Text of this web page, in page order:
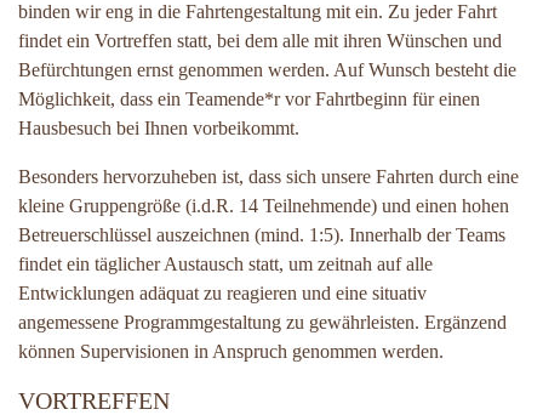
binden wir eng in die Fahrtengestaltung mit ein. Zu jeder Fahrt
findet ein Vortreffen statt, bei dem alle mit ihren Wünschen und
Befürchtungen ernst genommen werden. Auf Wunsch besteht die
Möglichkeit, dass ein Teamende*r vor Fahrtbeginn für einen
Hausbesuch bei Ihnen vorbeikommt.
Besonders hervorzuheben ist, dass sich unsere Fahrten durch eine
kleine Gruppengröße (i.d.R. 14 Teilnehmende) und einen hohen
Betreuerschlüssel auszeichnen (mind. 1:5). Innerhalb der Teams
findet ein täglicher Austausch statt, um zeitnah auf alle
Entwicklungen adäquat zu reagieren und eine situativ
angemessene Programmgestaltung zu gewährleisten. Ergänzend
können Supervisionen in Anspruch genommen werden.
VORTREFFEN